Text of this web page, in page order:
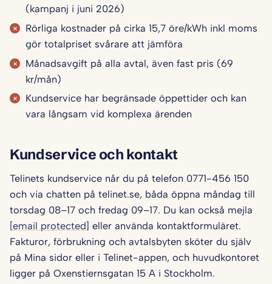
(kampanj i juni 2026)
Rörliga kostnader på cirka 15,7 öre/kWh inkl moms
gör totalpriset svårare att jämföra
Månadsavgift på alla avtal, även fast pris (69
kr/mån)
Kundservice har begränsade öppettider och kan
vara långsam vid komplexa ärenden
Kundservice och kontakt
Telinets kundservice når du på telefon 0771-456 150
och via chatten på telinet.se, båda öppna måndag till
torsdag 08–17 och fredag 09–17. Du kan också mejla
[email protected] eller använda kontaktformuläret.
Fakturor, förbrukning och avtalsbyten sköter du själv
på Mina sidor eller i Telinet-appen, och huvudkontoret
ligger på Oxenstiernsgatan 15 A i Stockholm.